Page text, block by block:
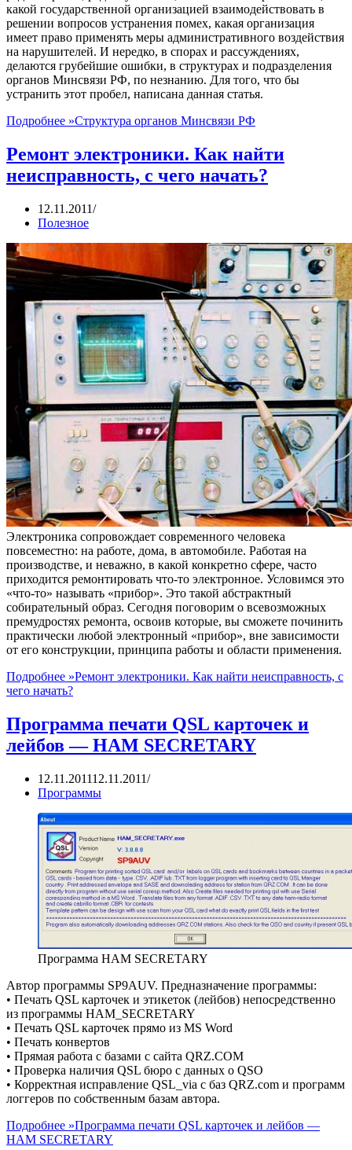
какой государственной организацией взаимодействовать в
решении вопросов устранения помех, какая организация
имеет право применять меры административного воздействия
на нарушителей. И нередко, в спорах и рассуждениях,
делаются грубейшие ошибки, в структурах и подразделения
органов Минсвязи РФ, по незнанию. Для того, что бы
устранить этот пробел, написана данная статья.
Подробнее »Структура органов Минсвязи РФ
Ремонт электроники. Как найти
неисправность, с чего начать?
12.11.2011
Полезное
Электроника сопровождает современного человека
повсеместно: на работе, дома, в автомобиле. Работая на
производстве, и неважно, в какой конкретно сфере, часто
приходится ремонтировать что-то электронное. Условимся это
«что-то» называть «прибор». Это такой абстрактный
собирательный образ. Сегодня поговорим о всевозможных
премудростях ремонта, освоив которые, вы сможете починить
практически любой электронный «прибор», вне зависимости
от его конструкции, принципа работы и области применения.
Подробнее »Ремонт электроники. Как найти неисправность, с
чего начать?
Программа печати QSL карточек и
лейбов — HAM SECRETARY
12.11.201112.11.2011
Программы
Программа HAM SECRETARY
Автор программы SP9AUV. Предназначение программы:
• Печать QSL карточек и этикеток (лейбов) непосредственно
из программы HAM_SECRETARY
• Печать QSL карточек прямо из MS Word
• Печать конвертов
• Прямая работа с базами с сайта QRZ.COM
• Проверка наличия QSL бюро с данных о QSO
• Корректная исправление QSL_via с баз QRZ.com и программ
логгеров по собственным базам автора.
Подробнее »Программа печати QSL карточек и лейбов —
HAM SECRETARY